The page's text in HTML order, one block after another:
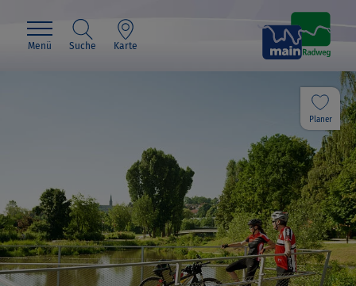
Menü Suche Karte
Planer